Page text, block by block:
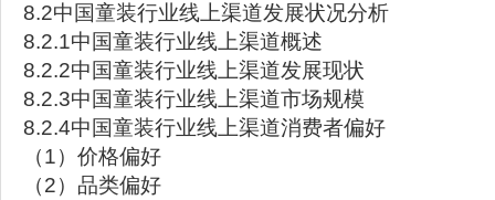
8.2中国童装行业线上渠道发展状况分析
8.2.1中国童装行业线上渠道概述
8.2.2中国童装行业线上渠道发展现状
8.2.3中国童装行业线上渠道市场规模
8.2.4中国童装行业线上渠道消费者偏好
（1）价格偏好
（2）品类偏好